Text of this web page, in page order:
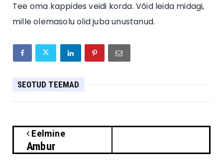
Tee oma kappides veidi korda. Võid leida midagi,
mille olemasolu olid juba unustanud.
SEOTUD TEEMAD
Eelmine
Ambur